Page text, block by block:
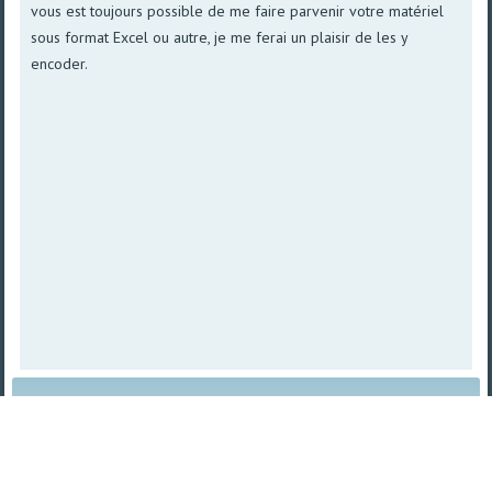
vous est toujours possible de me faire parvenir votre matériel
sous format Excel ou autre, je me ferai un plaisir de les y
encoder.